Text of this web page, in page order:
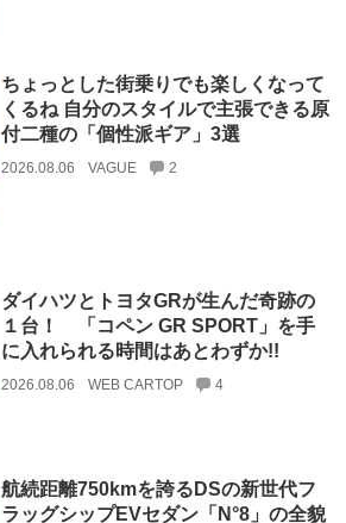
ちょっとした街乗りでも楽しくなって
くるね 自分のスタイルで主張できる原
付二種の「個性派ギア」3選
2026.08.06 VAGUE 2
ダイハツとトヨタGRが生んだ奇跡の
１台！ 「コペン GR SPORT」を手
に入れられる時間はあとわずか!!
2026.08.06 WEB CARTOP 4
航続距離750kmを誇るDSの新世代フ
ラッグシップEVセダン「N°8」の全貌